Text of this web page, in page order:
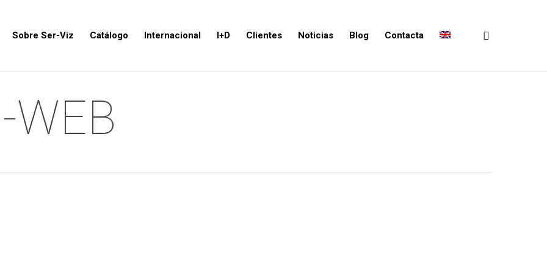
Sobre Ser-Viz Catálogo Internacional I+D Clientes Noticias Blog Contacta
WEB